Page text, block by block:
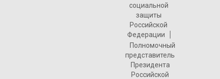
социальной
защиты
Российской
Федерации
Полномочный
представитель
Президента
Российской